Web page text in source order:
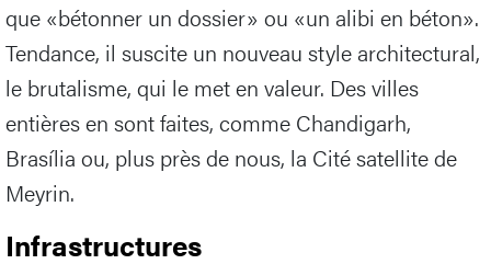
que «bétonner un dossier» ou «un alibi en béton».
Tendance, il suscite un nouveau style architectural,
le brutalisme, qui le met en valeur. Des villes
entières en sont faites, comme Chandigarh,
Brasília ou, plus près de nous, la Cité satellite de
Meyrin.
Infrastructures